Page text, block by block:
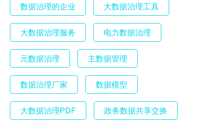
数据治理的企业 大数据治理工具
大数据治理服务 电力数据治理
元数据治理 主数据管理
数据治理厂家 数据模型
大数据治理PDF 政务数据共享交换